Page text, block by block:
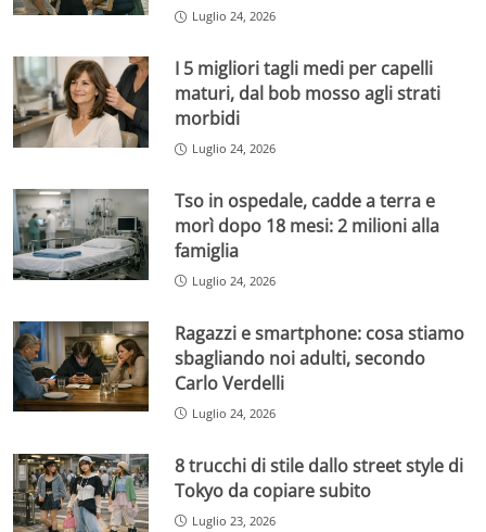
Luglio 24, 2026
I 5 migliori tagli medi per capelli
maturi, dal bob mosso agli strati
morbidi
Luglio 24, 2026
Tso in ospedale, cadde a terra e
morì dopo 18 mesi: 2 milioni alla
famiglia
Luglio 24, 2026
Ragazzi e smartphone: cosa stiamo
sbagliando noi adulti, secondo
Carlo Verdelli
Luglio 24, 2026
8 trucchi di stile dallo street style di
Tokyo da copiare subito
Luglio 23, 2026